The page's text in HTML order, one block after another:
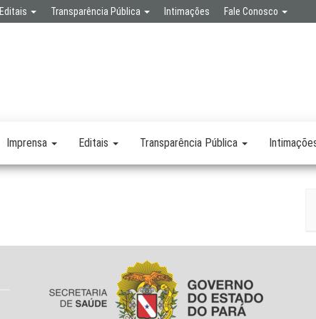
Editais Transparência Pública Intimações Fale Conosco
Imprensa Editais Transparência Pública